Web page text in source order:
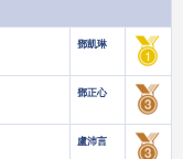
鄧凱琳
鄧正心
盧沛言